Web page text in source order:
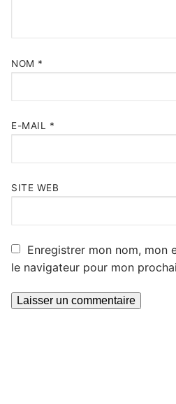
NOM *
E-MAIL *
SITE WEB
Enregistrer mon nom, mon
le navigateur pour mon